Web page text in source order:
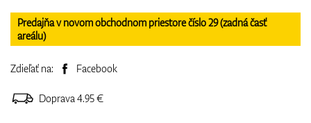
Predajňa v novom obchodnom priestore číslo 29 (zadná časť
areálu)
Zdieľať na: Facebook
Doprava 4.95 €